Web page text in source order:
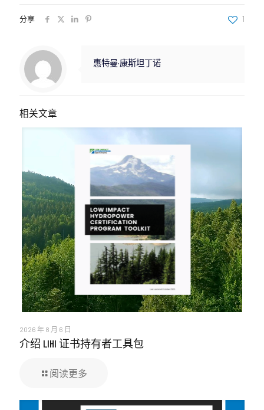
分享 1
惠特曼·康斯坦丁诺
相关文章
2026 年 8 月 6 日
介绍 LIHI 证书持有者工具包
阅读更多